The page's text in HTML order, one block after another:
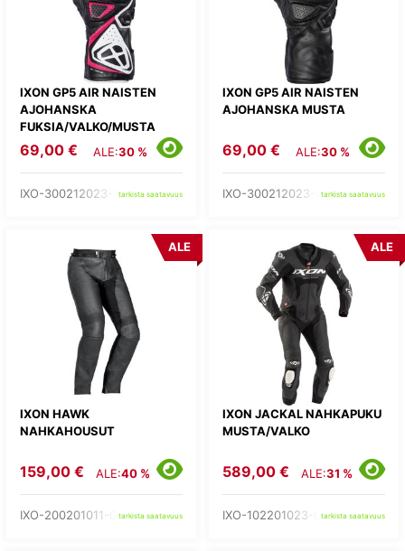
IXON GP5 AIR NAISTEN
AJOHANSKA
FUKSIA/VALKO/MUSTA
69,00 € ALE:30 %
IXO-300212023-19-tarkista saatavuus
IXON GP5 AIR NAISTEN
AJOHANSKA MUSTA
69,00 € ALE:30 %
IXO-300212023-01-tarkista saatavuus
IXON HAWK
NAHKAHOUSUT
ALE
159,00 € ALE:40 %
IXO-200201011-01-tarkista saatavuus
IXON JACKAL NAHKAPUKU
MUSTA/VALKO
ALE
589,00 € ALE:31 %
IXO-102201023-01-tarkista saatavuus